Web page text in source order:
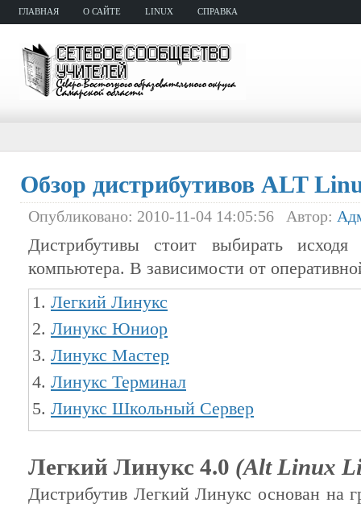
ГЛАВНАЯ О САЙТЕ LINUX СПРАВКА
Обзор дистрибутивов ALT
Опубликовано: 2010-11-04 14:05:56 Автор:
Дистрибутивы стоит выбирать исходя
компьютера. В зависимости от
Легкий Линукс
Линукс Юниор
Линукс Мастер
Линукс Терминал
Линукс Школьный Сервер
Легкий Линукс 4.0 (Alt Linux
Дистрибутив Легкий Линукс основан на